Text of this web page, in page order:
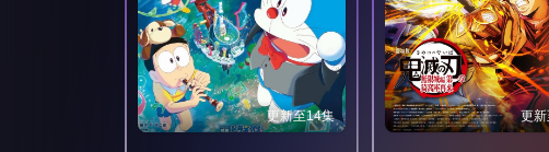
更新至14集 更